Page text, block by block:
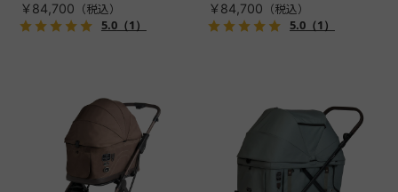
￥84,700
5.0（1）
￥84,700
5.0（1）